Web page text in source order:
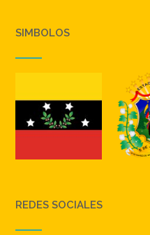
SIMBOLOS
REDES SOCIALES